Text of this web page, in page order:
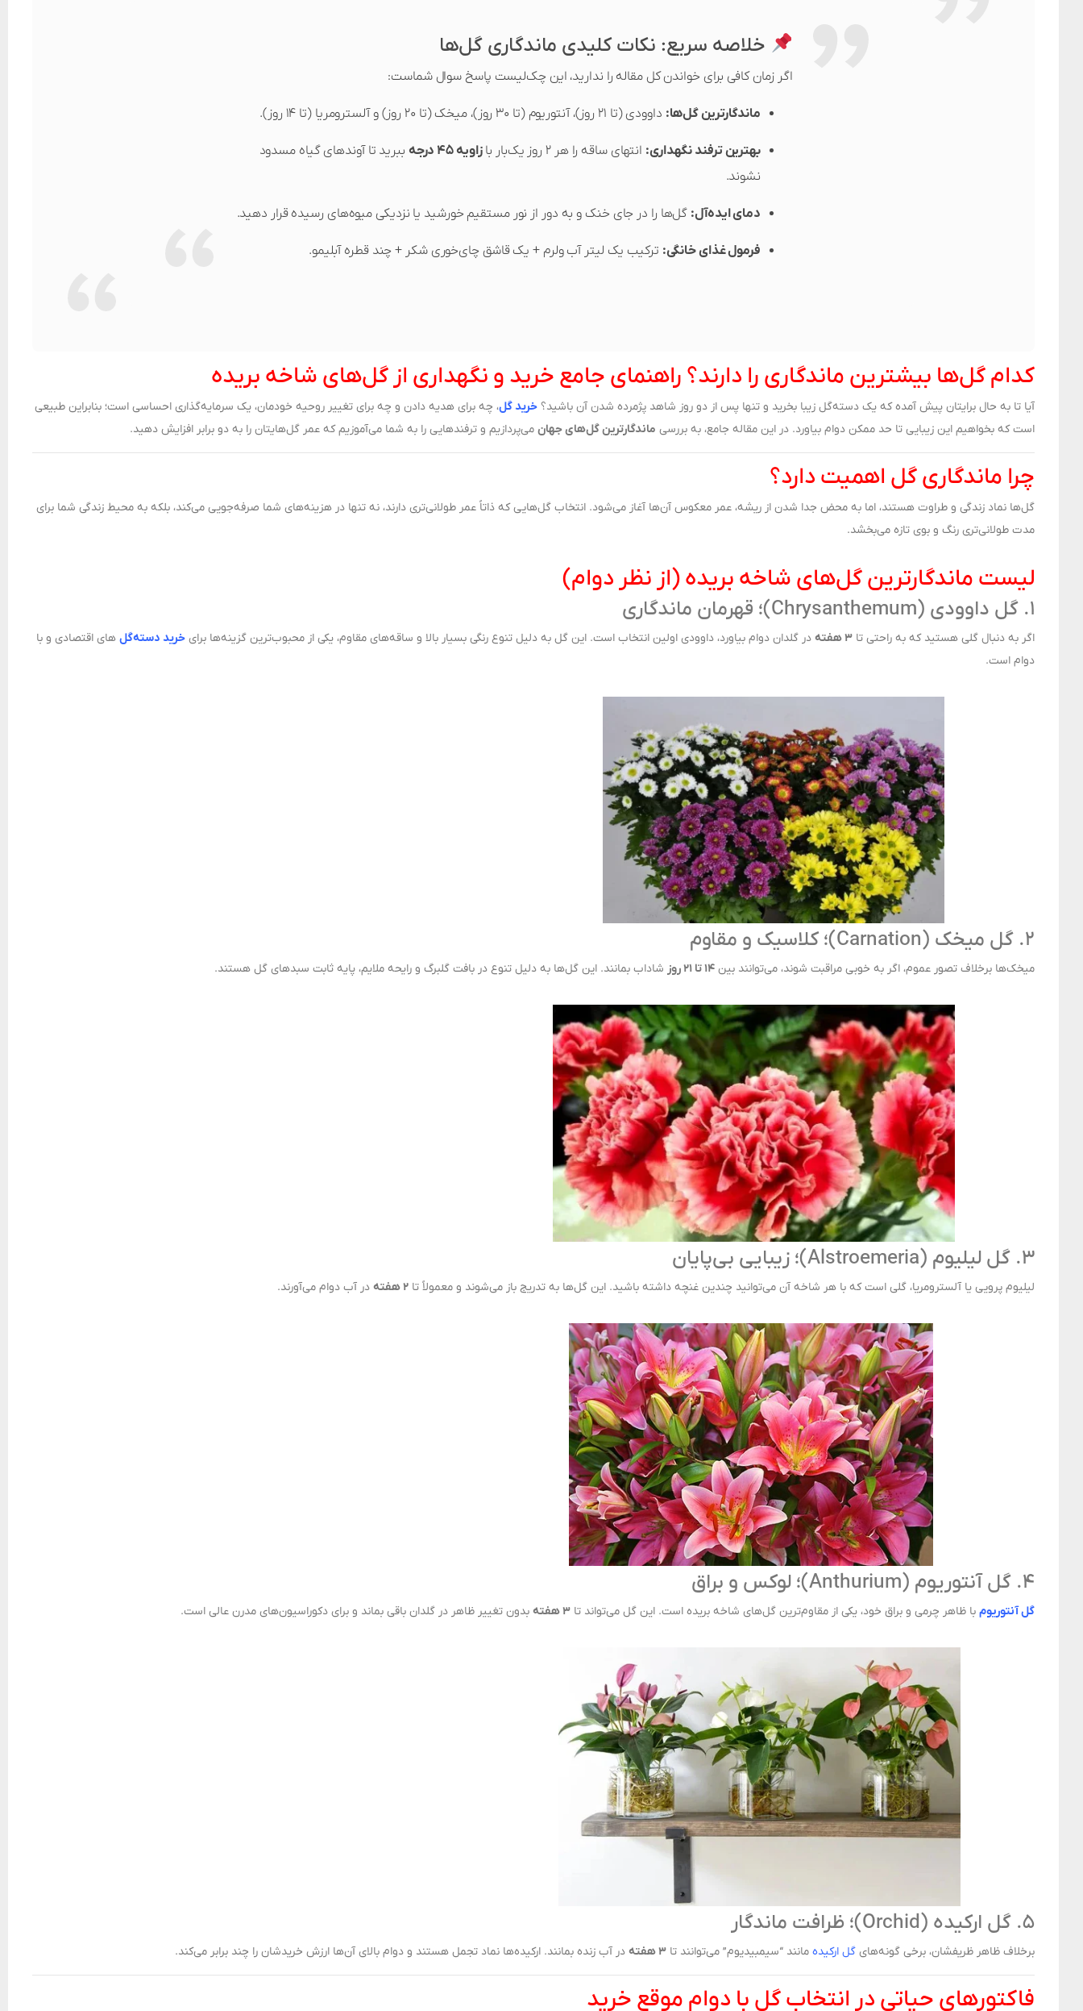
خلاصه سریع: نکات کلیدی ماندگاری گل‌ها
اگر زمان کافی برای خواندن کل مقاله را ندارید، این چک‌لیست پاسخ سوال شماست:
ماندگارترین گل‌ها: داوودی (تا ۲۱ روز)، آنتوریوم (تا ۳۰ روز)، میخک (تا ۲۰ روز) و آلسترومریا (تا ۱۴ روز).
بهترین ترفند نگهداری: انتهای ساقه را هر ۲ روز یک‌بار با زاویه ۴۵ درجه
ببرید تا آوندهای گیاه مسدود
نشوند.
دمای ایده‌آل: گل‌ها را در جای خنک و به دور از نور مستقیم خورشید یا نزدیکی میوه‌های رسیده قرار دهید.
فرمول غذای خانگی: ترکیب یک لیتر آب ولرم + یک قاشق چای‌خوری شکر + چند قطره آبلیمو.
کدام گل‌ها بیشترین ماندگاری را دارند؟ راهنمای جامع خرید و نگهداری از گل‌های شاخه بریده
آیا تا به حال برایتان پیش آمده که یک دسته‌گل زیبا بخرید و تنها پس از دو روز شاهد پژمرده شدن آن باشید؟ خرید گل، چه برای هدیه دادن و چه برای تغییر روحیه خودمان، یک سرمایه‌گذاری احساسی است؛ بنابراین طبیعی
است که بخواهیم این زیبایی تا حد ممکن دوام بیاورد. در این مقاله جامع، به بررسی ماندگارترین گل‌های جهان می‌پردازیم و ترفندهایی را به شما می‌آموزیم که عمر گل‌هایتان را به دو برابر افزایش دهید.
چرا ماندگاری گل اهمیت دارد؟
گل‌ها نماد زندگی و طراوت هستند، اما به محض جدا شدن از ریشه، عمر معکوس آن‌ها آغاز می‌شود. انتخاب گل‌هایی که ذاتاً عمر طولانی‌تری دارند، نه تنها در هزینه‌های شما صرفه‌جویی می‌کند، بلکه به محیط زندگی شما برای
مدت طولانی‌تری رنگ و بوی تازه می‌بخشد.
لیست ماندگارترین گل‌های شاخه بریده (از نظر دوام)
۱. گل داوودی (Chrysanthemum)؛ قهرمان ماندگاری
اگر به دنبال گلی هستید که به راحتی تا ۳ هفته در گلدان دوام بیاورد، داوودی اولین انتخاب است. این گل به دلیل تنوع رنگی بسیار بالا و ساقه‌های مقاوم، یکی از محبوب‌ترین گزینه‌ها برای خرید دسته‌گل‌ های اقتصادی و با
دوام است.
۲. گل میخک (Carnation)؛ کلاسیک و مقاوم
میخک‌ها برخلاف تصور عموم، اگر به خوبی مراقبت شوند، می‌توانند بین ۱۴ تا ۲۱ روز شاداب بمانند. این گل‌ها به دلیل تنوع در بافت گلبرگ و رایحه ملایم، پایه ثابت سبدهای گل هستند.
۳. گل لیلیوم (Alstroemeria)؛ زیبایی بی‌پایان
لیلیوم پرویی یا آلسترومریا، گلی است که با هر شاخه آن می‌توانید چندین غنچه داشته باشید. این گل‌ها به تدریج باز می‌شوند و معمولاً تا ۲ هفته در آب دوام می‌آورند.
۴. گل آنتوریوم (Anthurium)؛ لوکس و براق
گل آنتوریوم با ظاهر چرمی و براق خود، یکی از مقاوم‌ترین گل‌های شاخه بریده است. این گل می‌تواند تا ۳ هفته بدون تغییر ظاهر در گلدان باقی بماند و برای دکوراسیون‌های مدرن عالی است.
۵. گل ارکیده (Orchid)؛ ظرافت ماندگار
برخلاف ظاهر ظریفشان، برخی گونه‌های گل ارکیده مانند “سیمبیدیوم” می‌توانند تا ۳ هفته در آب زنده بمانند. ارکیده‌ها نماد تجمل هستند و دوام بالای آن‌ها ارزش خریدشان را چند برابر می‌کند.
فاکتورهای حیاتی در انتخاب گل با دوام موقع خرید